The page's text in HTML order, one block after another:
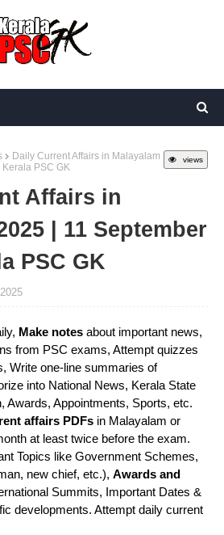
views
Daily Current Affairs in Malayalam
PSC GK
Affairs in
| 11 September
PSC GK
Make notes about important news,
from PSC exams, Attempt quizzes
Write one-line summaries of
into National News, Kerala State
Awards, Appointments, Sports, etc.
affairs PDFs in Malayalam or
at least twice before the exam.
Topics like Government Schemes,
new chief, etc.), Awards and
Summits, Important Dates &
developments. Attempt daily current